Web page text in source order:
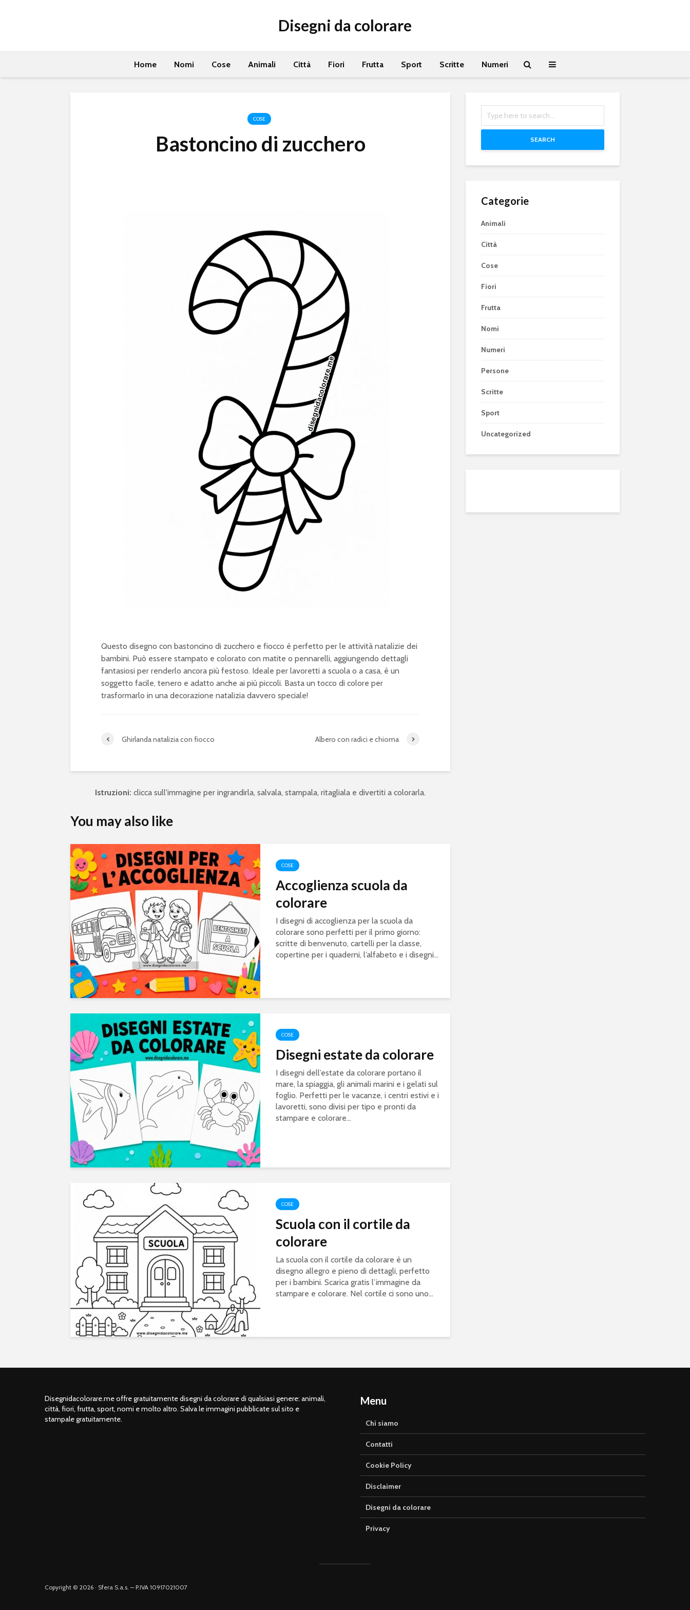
Disegni da colorare
Home Nomi Cose Animali Città Fiori Frutta Sport Scritte Numeri
COSE
Bastoncino di zucchero
Questo disegno con bastoncino di zucchero e fiocco è perfetto per le attività natalizie dei
bambini. Può essere stampato e colorato con matite o pennarelli, aggiungendo dettagli
fantasiosi per renderlo ancora più festoso. Ideale per lavoretti a scuola o a casa, è un
soggetto facile, tenero e adatto anche ai più piccoli. Basta un tocco di colore per
trasformarlo in una decorazione natalizia davvero speciale!
Ghirlanda natalizia con fiocco Albero con radici e chioma
Istruzioni: clicca sull'immagine per ingrandirla, salvala, stampala, ritagliala e divertiti a colorarla.
You may also like
COSE
Accoglienza scuola da
colorare
I disegni di accoglienza per la scuola da
colorare sono perfetti per il primo giorno:
scritte di benvenuto, cartelli per la classe,
copertine per i quaderni, l’alfabeto e i disegni...
COSE
Disegni estate da colorare
I disegni dell’estate da colorare portano il
mare, la spiaggia, gli animali marini e i gelati sul
foglio. Perfetti per le vacanze, i centri estivi e i
lavoretti, sono divisi per tipo e pronti da
stampare e colorare...
COSE
Scuola con il cortile da
colorare
La scuola con il cortile da colorare è un
disegno allegro e pieno di dettagli, perfetto
per i bambini. Scarica gratis l’immagine da
stampare e colorare. Nel cortile ci sono uno...
SEARCH
Categorie
Animali
Città
Cose
Fiori
Frutta
Nomi
Numeri
Persone
Scritte
Sport
Uncategorized
Disegnidacolorare.me offre gratuitamente disegni da colorare di qualsiasi genere: animali,
città, fiori, frutta, sport, nomi e molto altro. Salva le immagini pubblicate sul sito e
stampale gratuitamente.
Menu
Chi siamo
Contatti
Cookie Policy
Disclaimer
Disegni da colorare
Privacy
Copyright © 2026 · Sfera S.a.s. – P.IVA 10917021007